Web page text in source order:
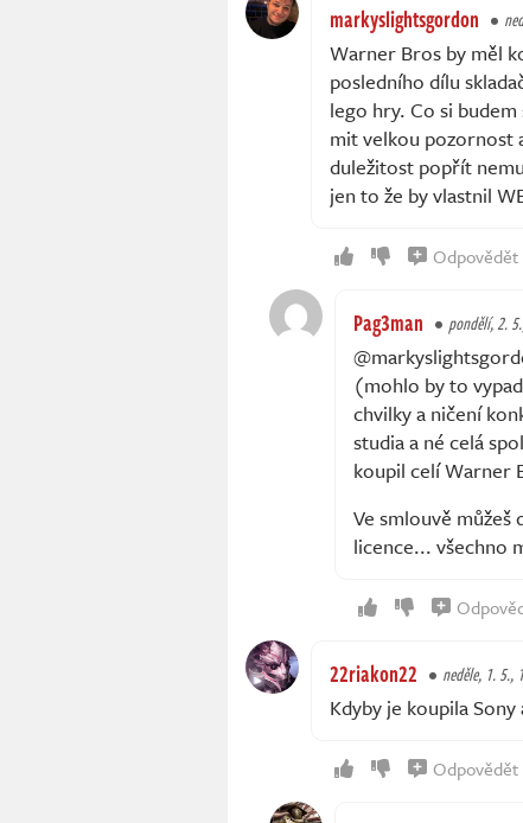
markyslightsgordon
Warner Bros by měl
posledního dílu
lego hry. Co si
mit velkou pozornost
duležitost popřít
jen to že by vlastnil
Odpovědět
Pag3man pondělí, 2.
(mohlo by to
chvilky a ničení
studia a né celá
koupil celí Warner
Ve smlouvě můžeš
licence... všechno
22riakon22 neděle, 1. 5.,
Kdyby je koupila
Odpovědět